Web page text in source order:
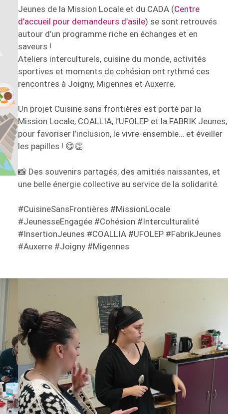
Jeunes de la Mission Locale et du CADA (Centre
d’accueil pour demandeurs d’asile) se sont retrouvés
autour d’un programme riche en échanges et en
saveurs !
Ateliers interculturels, cuisine du monde, activités
sportives et moments de cohésion ont rythmé ces
rencontres à Joigny, Migennes et Auxerre.
Un projet Cuisine sans frontières est porté par la
Mission Locale, COALLIA, l’UFOLEP et la FABRIK Jeunes,
pour favoriser l’inclusion, le vivre-ensemble… et éveiller
les papilles ! 😋👏
📸 Des souvenirs partagés, des amitiés naissantes, et
une belle énergie collective au service de la solidarité.
#CuisineSansFrontières #MissionLocale
#JeunesseEngagée #Cohésion #Interculturalité
#InsertionJeunes #COALLIA #UFOLEP #FabrikJeunes
#Auxerre #Joigny #Migennes